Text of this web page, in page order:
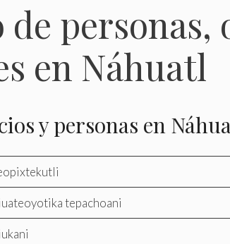
personas,
en Náhuatl
y personas en
tepachoani